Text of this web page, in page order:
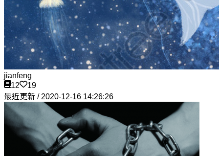
jianfeng
12
19
最近更新 / 2020-12-16 14:26:26